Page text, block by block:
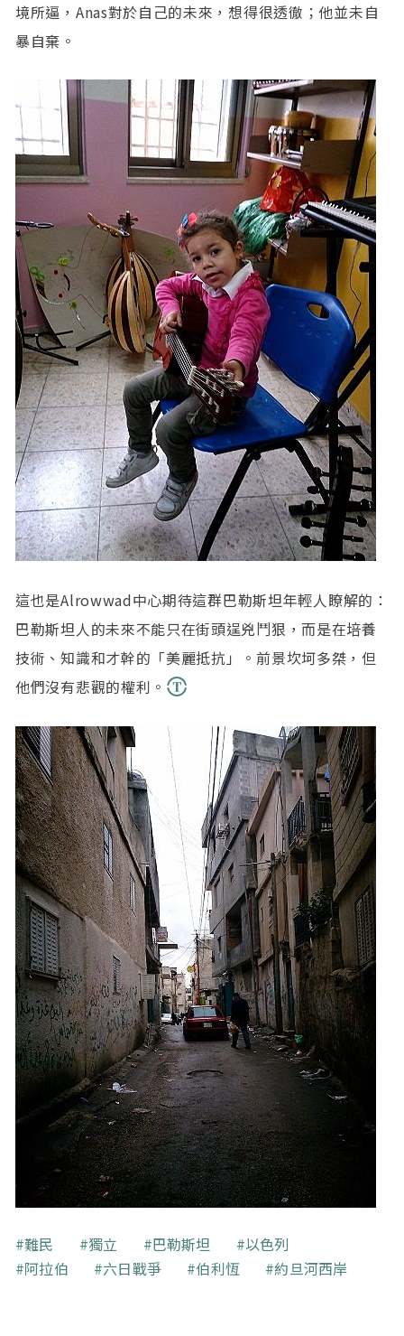
境所逼，Anas對於自己的未來，想得很透徹；他並未自
暴自棄。
這也是Alrowwad中心期待這群巴勒斯坦年輕人瞭解的：
巴勒斯坦人的未來不能只在街頭逞兇鬥狠，而是在培養
技術、知識和才幹的「美麗抵抗」。前景坎坷多桀，但
他們沒有悲觀的權利。
關鍵字
難民 獨立 巴勒斯坦
以色列
阿拉伯
六日戰爭 伯利恆 約旦河西岸